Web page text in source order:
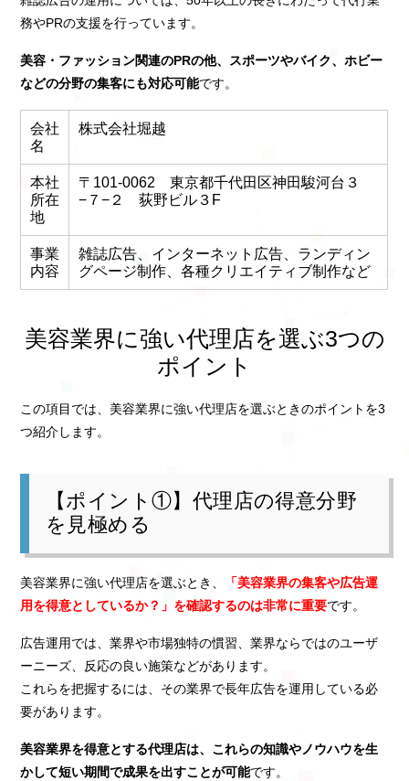
務やPRの支援を行っています。
美容・ファッション関連のPRの他、スポーツやバイク、ホビー
などの分野の集客にも対応可能です。
会社
名
株式会社堀越
本社
所在
地
〒101-0062 東京都千代田区神田駿河台３
−７−２ 荻野ビル３F
事業
内容
雑誌広告、インターネット広告、ランディン
グページ制作、各種クリエイティブ制作など
美容業界に強い代理店を選ぶ3つの
ポイント
この項目では、美容業界に強い代理店を選ぶときのポイントを3
つ紹介します。
【ポイント①】代理店の得意分野
を見極める
美容業界に強い代理店を選ぶとき、
「美容業界の集客や広告運
用を得意としているか？」を確認するのは非常に重要です。
広告運用では、業界や市場独特の慣習、業界ならではのユーザ
ーニーズ、反応の良い施策などがあります。
これらを把握するには、その業界で長年広告を運用している必
要があります。
美容業界を得意とする代理店は、これらの知識やノウハウを生
かして短い期間で成果を出すことが可能です。